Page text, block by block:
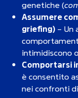
genetiche (
Assumere
griefing) – Un
intimidiscono
Comportarsi
è consentito
nei confronti